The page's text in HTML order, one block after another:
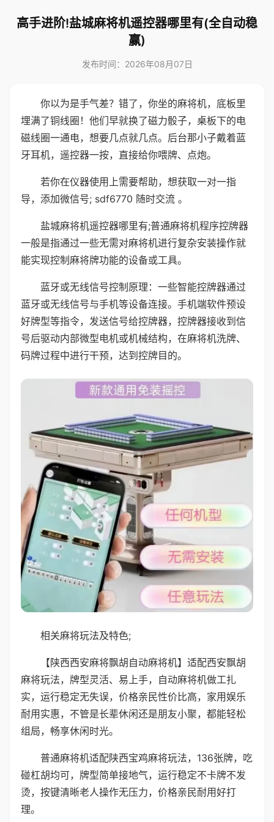
高手进阶!盐城麻将机遥控器哪里有(全自动稳
赢)
发布时间：2026年08月07日
你以为是手气差？错了，你坐的麻将机，底板里
埋满了铜线圈！他们早就换了磁力骰子，桌板下的电
磁线圈一通电，想要几点就几点。后台那小子戴着蓝
牙耳机，遥控器一按，直接给你喂牌、点炮。
若你在仪器使用上需要帮助，想获取一对一指
导，添加微信号; sdf6770 随时交流 。
盐城麻将机遥控器哪里有;普通麻将机程序控牌器
一般是指通过一些无需对麻将机进行复杂安装操作就
能实现控制麻将牌功能的设备或工具。
蓝牙或无线信号控制原理：一些智能控牌器通过
蓝牙或无线信号与手机等设备连接。手机端软件预设
好牌型等指令，发送信号给控牌器，控牌器接收到信
号后驱动内部微型电机或机械结构，在麻将机洗牌、
码牌过程中进行干预，达到控牌目的。
相关麻将玩法及特色;
【陕西西安麻将飘胡自动麻将机】适配西安飘胡
麻将玩法，牌型灵活、易上手，自动麻将机做工扎
实，运行稳定无失误，价格亲民性价比高，家用娱乐
耐用实惠，不管是长辈休闲还是朋友小聚，都能轻松
组局，畅享休闲时光。
普通麻将机适配陕西宝鸡麻将玩法，136张牌，吃
碰杠胡均可，牌型简单接地气，运行稳定不卡牌不发
烫，按键清晰老人操作无压力，价格亲民耐用好打
理。